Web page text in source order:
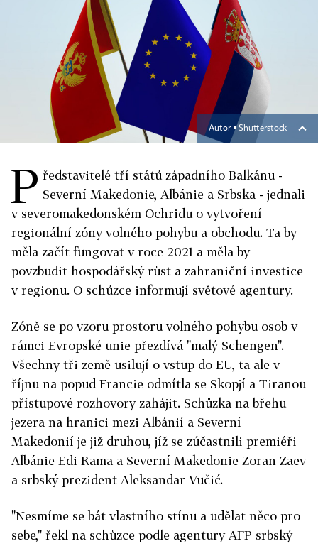
Autor ▪Shutterstock
P ředstavitelé tří států západního Balkánu -
Severní Makedonie, Albánie a Srbska - jednali
v severomakedonském Ochridu o vytvoření
regionální zóny volného pohybu a obchodu. Ta by
měla začít fungovat v roce 2021 a měla by
povzbudit hospodářský růst a zahraniční investice
v regionu. O schůzce informují světové agentury.
Zóně se po vzoru prostoru volného pohybu osob v
rámci Evropské unie přezdívá "malý Schengen".
Všechny tři země usilují o vstup do EU, ta ale v
říjnu na popud Francie odmítla se Skopjí a Tiranou
přístupové rozhovory zahájit. Schůzka na břehu
jezera na hranici mezi Albánií a Severní
Makedonií je již druhou, jíž se zúčastnili premiéři
Albánie Edi Rama a Severní Makedonie Zoran Zaev
a srbský prezident Aleksandar Vučić.
"Nesmíme se bát vlastního stínu a udělat něco pro
sebe," řekl na schůzce podle agentury AFP srbský